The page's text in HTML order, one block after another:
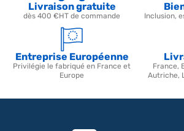
Livraison gratuite
dès 400 €HT de commande Inclusion,
Entreprise Européenne
Privilégie le fabriqué en France et
Europe
France,
Autriche,